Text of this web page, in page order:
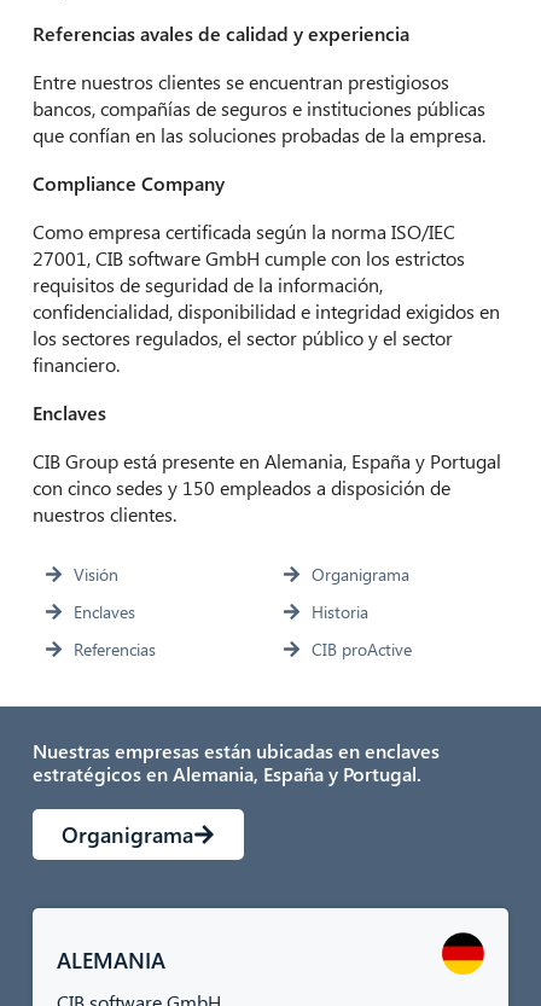
Referencias avales de calidad y experiencia
Entre nuestros clientes se encuentran prestigiosos
bancos, compañías de seguros e instituciones públicas
que confían en las soluciones probadas de la empresa.
Compliance Company
Como empresa certificada según la norma ISO/IEC
27001, CIB software GmbH cumple con los estrictos
requisitos de seguridad de la información,
confidencialidad, disponibilidad e integridad exigidos en
los sectores regulados, el sector público y el sector
financiero.
Enclaves
CIB Group está presente en Alemania, España y Portugal
con cinco sedes y 150 empleados a disposición de
nuestros clientes.
Visión
Enclaves
Referencias
Organigrama
Historia
CIB proActive
Nuestras empresas están ubicadas en enclaves
estratégicos en Alemania, España y Portugal.
Organigrama
ALEMANIA
CIB AI ChatBot
¡Hola! ¿Qué puedo hacer por ti?